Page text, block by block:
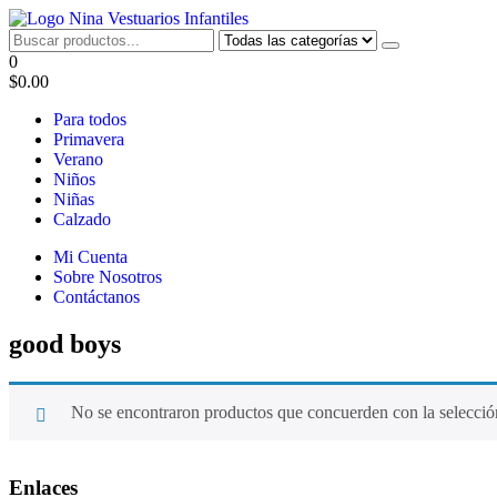
Saltar
al
contenido
ninavestuariosinfantiles.com
Comercialización de vestuarios y disfraces infantiles
0
$0.00
Para todos
Primavera
Verano
Niños
Niñas
Calzado
Mi Cuenta
Sobre Nosotros
Contáctanos
good boys
No se encontraron productos que concuerden con la
Enlaces